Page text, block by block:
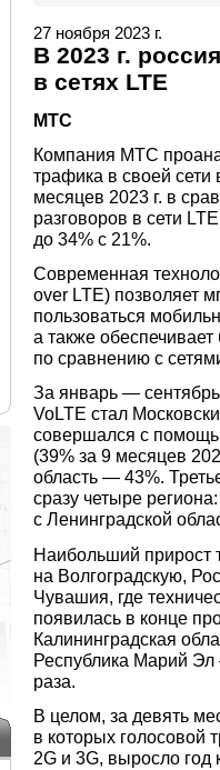
27 ноября 2023 г.
В 2023 г.
в сетях LTE
МТС
Компания МТС
трафика в своей сети
месяцев 2023 г. в
разговоров в сети
до 34% с 21%.
Современная
over LTE) позволяет
пользоваться
а также
по сравнению с
За январь —
VoLTE стал
совершался с
(39% за 9 месяцев
область — 43%.
сразу четыре
с Ленинградской
Наибольший прирост
на Волгоградскую,
Чувашия, где
появилась в конце
Калининградская
Республика Марий Эл
раза.
В целом, за девять
в которых голосовой
2G и 3G, выросло год